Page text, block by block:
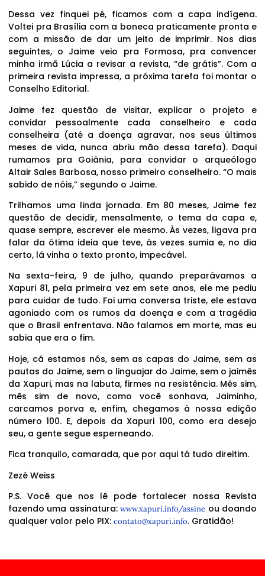
Dessa vez finquei pé, ficamos com a capa indígena.
Voltei pra Brasília com a boneca praticamente pronta e
com a missão de dar um jeito de imprimir. Nos dias
seguintes, o Jaime veio pra Formosa, pra convencer
minha irmã Lúcia a revisar a revista, “de grátis”. Com a
primeira revista impressa, a próxima tarefa foi montar o
Conselho Editorial.
Jaime fez questão de visitar, explicar o projeto e
convidar pessoalmente cada conselheiro e cada
conselheira (até a doença agravar, nos seus últimos
meses de vida, nunca abriu mão dessa tarefa). Daqui
rumamos pra Goiânia, para convidar o arqueólogo
Altair Sales Barbosa, nosso primeiro conselheiro. “O mais
sabido de nóis,” segundo o Jaime.
Trilhamos uma linda jornada. Em 80 meses, Jaime fez
questão de decidir, mensalmente, o tema da capa e,
quase sempre, escrever ele mesmo. Às vezes, ligava pra
falar da ótima ideia que teve, às vezes sumia e, no dia
certo, lá vinha o texto pronto, impecável.
Na sexta-feira, 9 de julho, quando preparávamos a
Xapuri 81, pela primeira vez em sete anos, ele me pediu
para cuidar de tudo. Foi uma conversa triste, ele estava
agoniado com os rumos da doença e com a tragédia
que o Brasil enfrentava. Não falamos em morte, mas eu
sabia que era o fim.
Hoje, cá estamos nós, sem as capas do Jaime, sem as
pautas do Jaime, sem o linguajar do Jaime, sem o jaimês
da Xapuri, mas na labuta, firmes na resistência. Mês sim,
mês sim de novo, como você sonhava, Jaiminho,
carcamos porva e, enfim, chegamos à nossa edição
número 100. E, depois da Xapuri 100, como era desejo
seu, a gente segue esperneando.
Fica tranquilo, camarada, que por aqui tá tudo direitim.
Zezé Weiss
P.S. Você que nos lê pode fortalecer nossa Revista
fazendo uma assinatura:www.xapuri.info/assine ou doando
qualquer valor pelo PIX: contato@xapuri.info. Gratidão!